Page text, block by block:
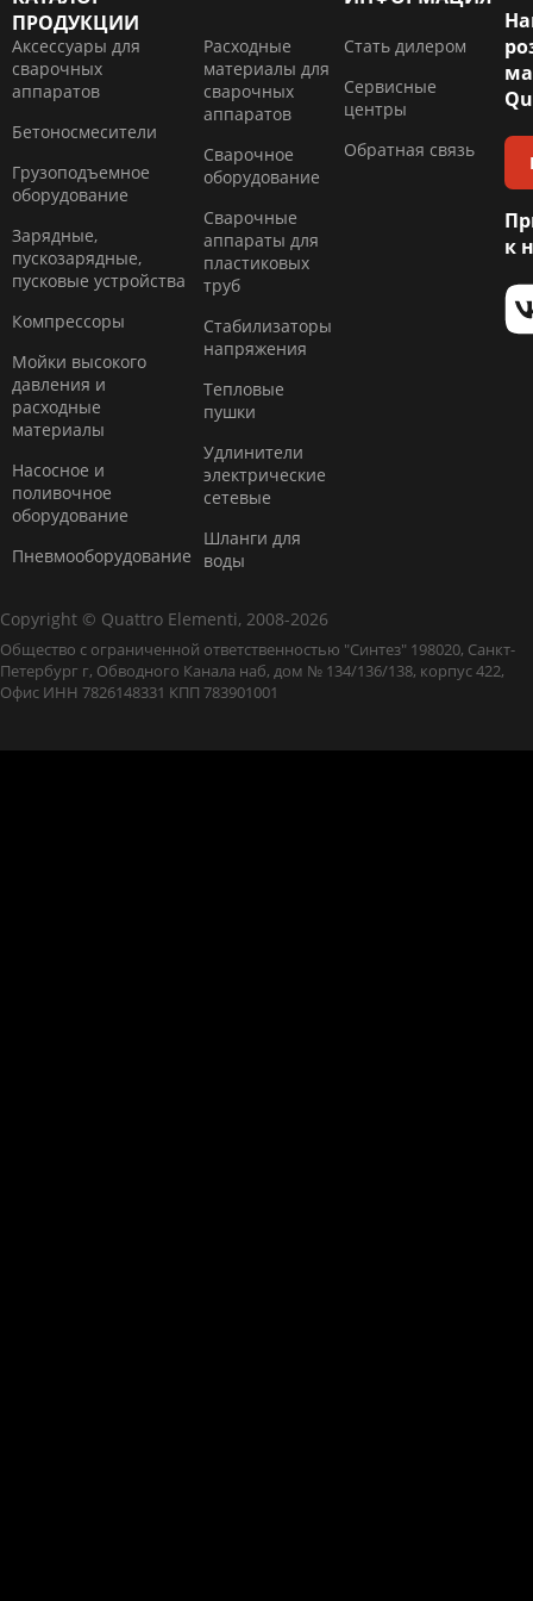
ПРОДУКЦИИ
Аксессуары для
сварочных
аппаратов
Бетоносмесители
Грузоподъемное
оборудование
Зарядные,
пускозарядные,
пусковые устройства
Компресcоры
Мойки высокого
давления и
расходные
материалы
Насосное и
поливочное
оборудование
Пневмооборудование
Расходные
материалы для
сварочных
аппаратов
Сварочное
оборудование
Сварочные
аппараты для
пластиковых
труб
Стабилизаторы
напряжения
Тепловые
пушки
Удлинители
электрические
сетевые
Шланги для
воды
Стать дилером
Сервисные
центры
Обратная связь
к
Copyright © Quattro Elementi, 2008-2026
Общество с ограниченной ответственностью "Синтез" 198020, Санкт-
Петербург г, Обводного Канала наб, дом № 134/136/138, корпус 422,
Офис ИНН 7826148331 КПП 783901001